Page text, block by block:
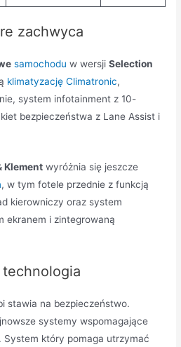
zachwyca
samochodu w wersjiSelection
klimatyzację Climatronic,
system infotainment z 10-
bezpieczeństwa z Lane Assist i
Klement wyróżnia się jeszcze
, w tym fotele przednie z funkcją
kierowniczy oraz system
ekranem i zintegrowaną
stawia na bezpieczeństwo.
systemy wspomagające
. System który pomaga utrzymać